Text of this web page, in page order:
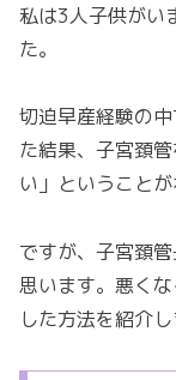
私は3人子供がい
た。
切迫早産経験の
た結果、子宮頚
い」ということが
ですが、子宮頚
思います。悪く
した方法を紹介し